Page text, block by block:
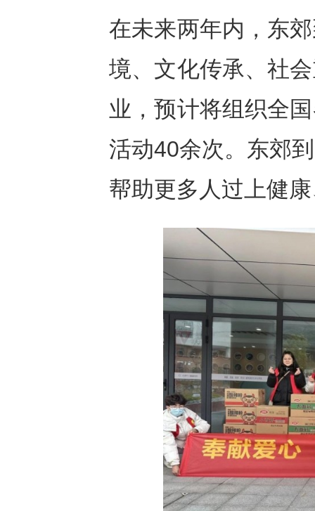
在未来两年内，东
境、文化传承、社
业，预计将组织全
活动40余次。东郊
帮助更多人过上健